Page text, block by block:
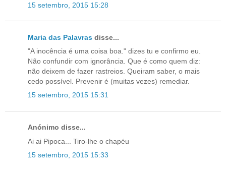
15 setembro, 2015 15:28
Maria das Palavras disse...
"A inocência é uma coisa boa." dizes tu e confirmo eu.
Não confundir com ignorância. Que é como quem diz:
não deixem de fazer rastreios. Queiram saber, o mais
cedo possível. Prevenir é (muitas vezes) remediar.
15 setembro, 2015 15:31
Anónimo disse...
Ai ai Pipoca... Tiro-lhe o chapéu
15 setembro, 2015 15:33